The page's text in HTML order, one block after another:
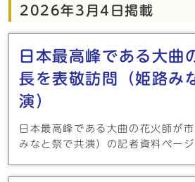
2026年3月4日掲載
日本最高峰である大曲
長を表敬訪問（姫路み
演）
日本最高峰である大曲の花火師が
みなと祭で共演）の記者資料ページ